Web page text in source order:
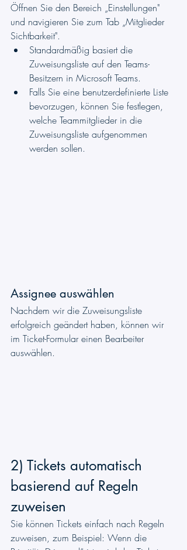
Öffnen Sie den Bereich „Einstellungen"
und navigieren Sie zum Tab „Mitglieder
Sichtbarkeit".
Standardmäßig basiert die
Zuweisungsliste auf den Teams-
Besitzern in Microsoft Teams.
Falls Sie eine benutzerdefinierte Liste
bevorzugen, können Sie festlegen,
welche Teammitglieder in die
Zuweisungsliste aufgenommen
werden sollen.
Assignee auswählen
Nachdem wir die Zuweisungsliste
erfolgreich geändert haben, können wir
im Ticket-Formular einen Bearbeiter
auswählen.
2) Tickets automatisch
basierend auf Regeln
zuweisen
Sie können Tickets einfach nach Regeln
zuweisen, zum Beispiel: Wenn die